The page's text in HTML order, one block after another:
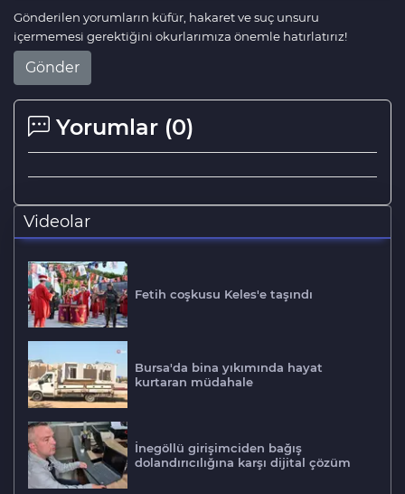
Gönderilen yorumların küfür, hakaret ve suç unsuru
içermemesi gerektiğini okurlarımıza önemle hatırlatırız!
Gönder
Yorumlar (0)
Videolar
Fetih coşkusu Keles'e taşındı
Bursa'da bina yıkımında hayat
kurtaran müdahale
İnegöllü girişimciden bağış
dolandırıcılığına karşı dijital çözüm